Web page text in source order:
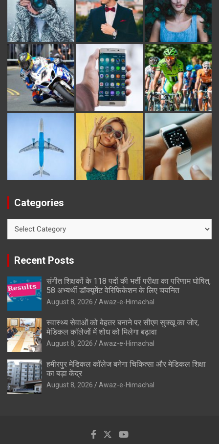
Categories
Recent Posts
संगीत शिक्षकों के 118 पदों की भर्ती परीक्षा का परिणाम घोषित,
58 अभ्यर्थी डॉक्यूमेंट वेरिफिकेशन के लिए चयनित
August 8, 2026 Awaz-e-Himachal
स्वास्थ्य सेवाओं को बेहतर बनाने पर सीएम सुक्खू का जोर,
मेडिकल कॉलेजों में शोध को मिलेगा बढ़ावा
August 8, 2026 Awaz-e-Himachal
हमीरपुर मेडिकल कॉलेज बनेगा चिकित्सा और मेडिकल शिक्षा
का बड़ा केंद्र
August 8, 2026 Awaz-e-Himachal